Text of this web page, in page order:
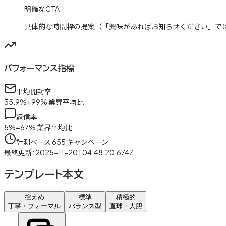
明確なCTA
具体的な時間枠の提案（「興味があればお知らせください」で
パフォーマンス指標
平均開封率
35.9%+99%業界平均比
返信率
5%+67%業界平均比
計測ベース 655 キャンペーン
最終更新: 2025-11-20T04:48:20.674Z
テンプレート本文
控えめ
丁寧・フォーマル
標準
バランス型
積極的
直球・大胆